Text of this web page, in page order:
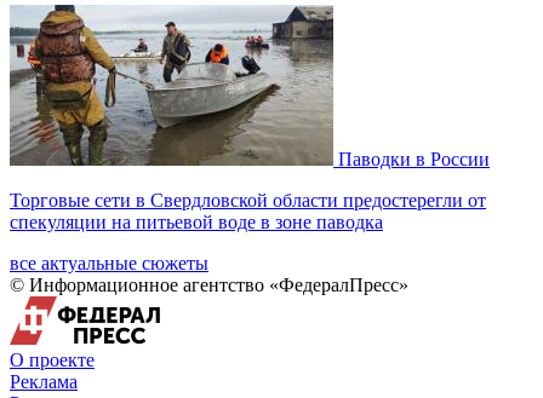
Паводки в России
Торговые сети в Свердловской области предостерегли от
спекуляции на питьевой воде в зоне паводка
все актуальные сюжеты
© Информационное агентство «ФедералПресс»
О проекте
Реклама